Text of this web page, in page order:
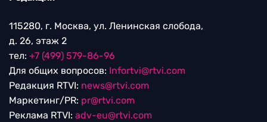
115280, г. Москва, ул. Ленинская слобода,
д. 26, этаж 2
тел: +7 (499) 579-86-96
Для общих вопросов: Infortvi@rtvi.com
Редакция RTVI: news@rtvi.com
Маркетинг/PR: pr@rtvi.com
Реклама RTVI: adv-eu@rtvi.com